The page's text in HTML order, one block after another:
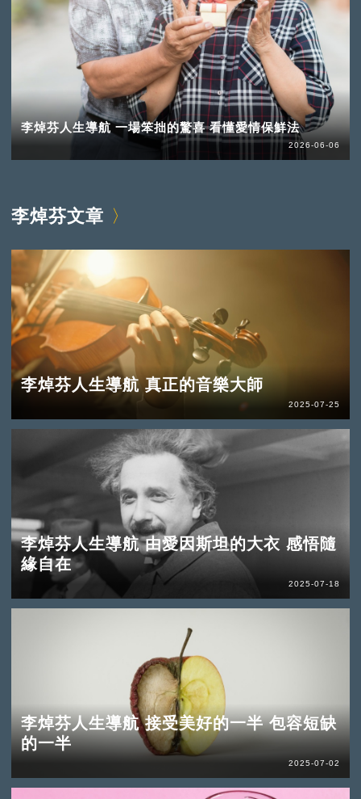
李焯芬人生導航 一場笨拙的驚喜 看懂愛情保鮮法
2026-06-06
李焯芬文章
李焯芬人生導航 真正的音樂大師
2025-07-25
李焯芬人生導航 由愛因斯坦的大衣 感悟隨
緣自在
2025-07-18
李焯芬人生導航 接受美好的一半 包容短缺
的一半
2025-07-02